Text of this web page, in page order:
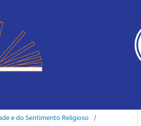
e do Sentimento Religioso
/